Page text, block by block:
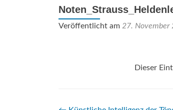
Veröffentlicht am 27. November
Dieser